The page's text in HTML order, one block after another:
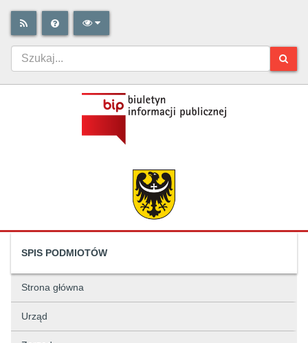
SPIS PODMIOTÓW
Strona główna
Urząd